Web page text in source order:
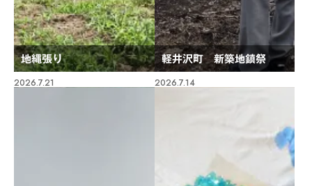
地縄張り 軽井沢町 新築地鎮祭
2026.7.21 2026.7.14